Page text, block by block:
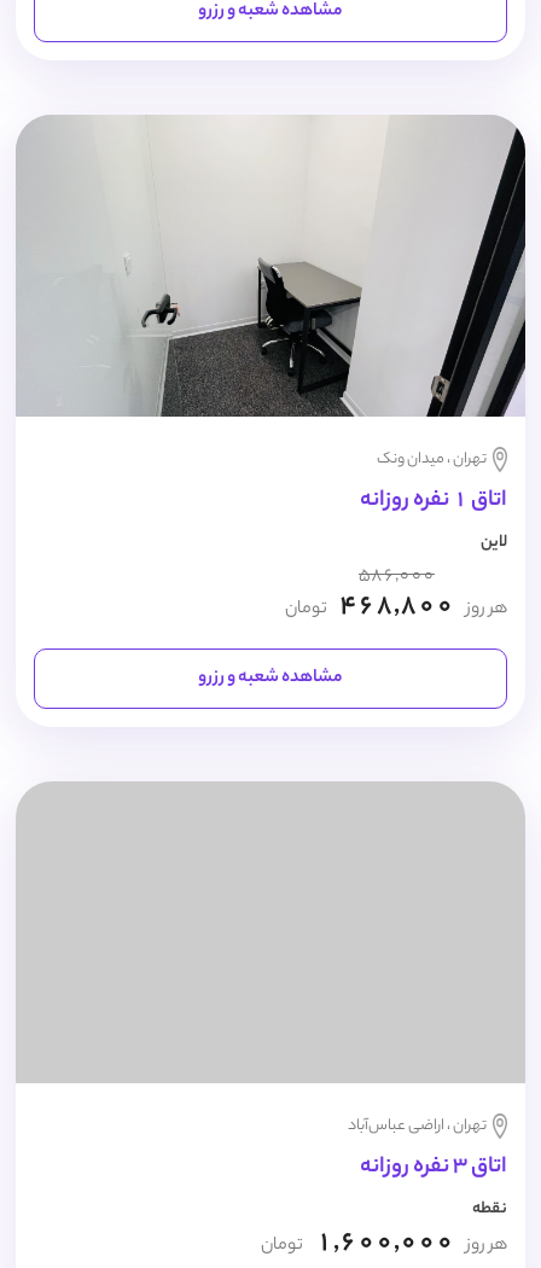
مشاهده شعبه و رزرو
تهران ، میدان ونک
اتاق 1 نفره روزانه
لاین
هر روز
586,000
468,800 تومان
مشاهده شعبه و رزرو
تهران ، اراضی عباس‌آباد
اتاق 3 نفره روزانه
نقطه
هر روز 1,600,000 تومان